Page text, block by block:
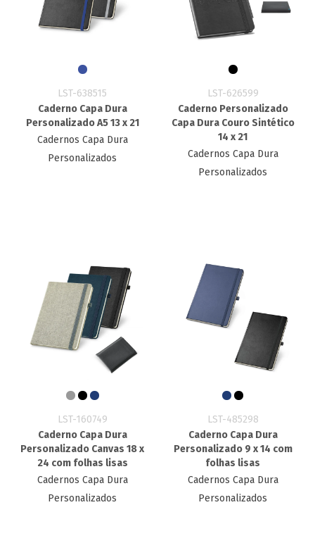
LST-638515
Caderno Capa Dura
Personalizado A5 13 x 21
Cadernos Capa Dura
Personalizados
LST-626599
Caderno Personalizado
Capa Dura Couro Sintético
14 x 21
Cadernos Capa Dura
Personalizados
LST-160749
Caderno Capa Dura
Personalizado Canvas 18 x
24 com folhas lisas
Cadernos Capa Dura
Personalizados
LST-485298
Caderno Capa Dura
Personalizado 9 x 14 com
folhas lisas
Cadernos Capa Dura
Personalizados